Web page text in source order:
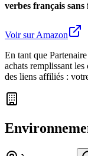
verbes français sans
Voir sur Amazon
En tant que
achats remplissant
des liens affiliés :